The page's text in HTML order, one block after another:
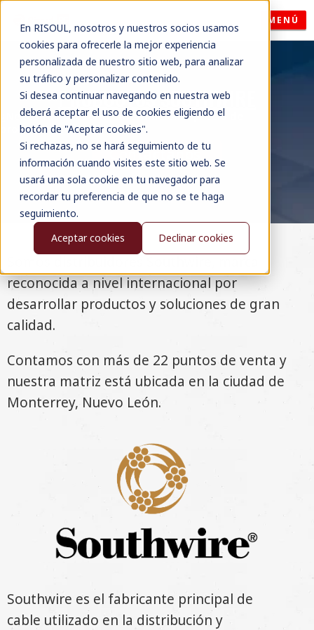
En RISOUL, nosotros y nuestros socios usamos
cookies para ofrecerle la mejor experiencia
personalizada de nuestro sitio web, para analizar
su tráfico y personalizar contenido.
Si desea continuar navegando en nuestra web
deberá aceptar el uso de cookies eligiendo el
botón de "Aceptar cookies".
Si rechazas, no se hará seguimiento de tu
información cuando visites este sitio web. Se
usará una sola cookie en tu navegador para
recordar tu preferencia de que no se te haga
seguimiento.
Aceptar cookies
Declinar cookies
MENÚ
PRODUCTOS SOUTHWIRE
¿Necesitas asesoría, información o precio de
productos Southwire?
Contáctanos
reconocida a nivel internacional por
desarrollar productos y soluciones de gran
calidad.
Contamos con más de 22 puntos de venta y
nuestra matriz está ubicada en la ciudad de
Monterrey, Nuevo León.
Southwire es el fabricante principal de
cable utilizado en la distribución y